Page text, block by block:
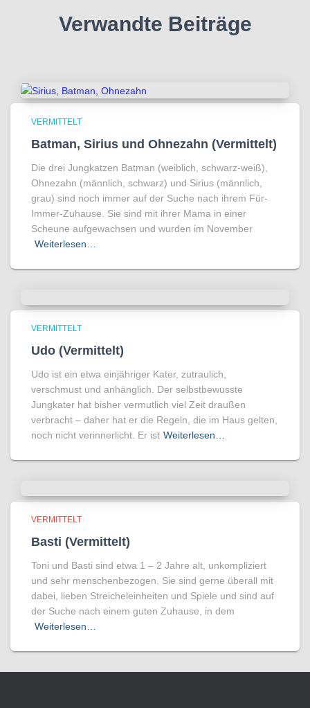
Verwandte Beiträge
VERMITTELT
Batman, Sirius und Ohnezahn (Vermittelt)
Die drei Jungkatzen Batman (weiblich, schwarz-weiß),
Ohnezahn (männlich, schwarz) und Sirius (männlich,
grau) sind noch immer auf der Suche nach ihrem Für-
Immer-Zuhause. Sie sind mit ihrer Mama in einer
Scheune aufgewachsen und wurden im November
Weiterlesen…
VERMITTELT
Udo (Vermittelt)
Udo ist ein etwa einjähriger Kater, zutraulich,
verschmust und anhänglich. Der selbstbewusste
Jungkater hat bisher vermutlich viel Zeit draußen
verbracht – daher hat er die Regeln, die im Haus gelten,
noch nicht verinnerlicht. Er ist Weiterlesen…
VERMITTELT
Basti (Vermittelt)
Toni und Basti sind etwa 1 – 2 Jahre alt, unkompliziert
und sehr menschenbezogen. Sie sind gerne überall mit
dabei, lieben Streicheleinheiten und Spiele und sind auf
der Suche nach einem guten Zuhause, in dem
Weiterlesen…